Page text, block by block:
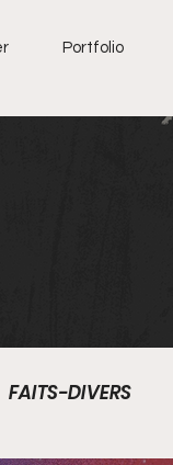
Portfolio
FAITS-DIVERS